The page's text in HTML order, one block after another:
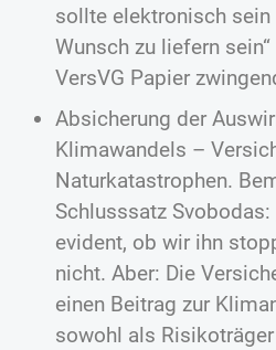
sollte elektronisch sein
Wunsch zu liefern
VersVG Papier
Absicherung der
Klimawandels –
Naturkatastrophen.
Schlusssatz
evident, ob wir ihn
nicht. Aber: Die
einen Beitrag zur
sowohl als